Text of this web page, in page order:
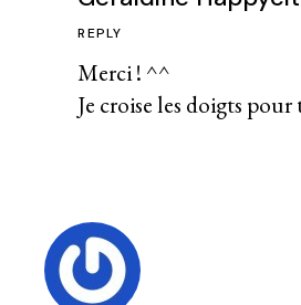
Merci ! ^^
Je croise les doigts pour
REPLY